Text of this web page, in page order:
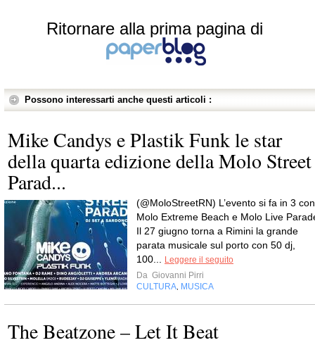
Ritornare alla prima pagina di
Possono interessarti anche questi articoli :
Mike Candys e Plastik Funk le star
della quarta edizione della Molo Street
Parad...
(@MoloStreetRN) L’evento si fa in 3 con
Molo Extreme Beach e Molo Live
Il 27 giugno torna a Rimini la grande
parata musicale sul porto con 50 dj,
100...
Leggere il seguito
Da Giovanni Pirri
CULTURA MUSICA
The Beatzone – Let It Beat